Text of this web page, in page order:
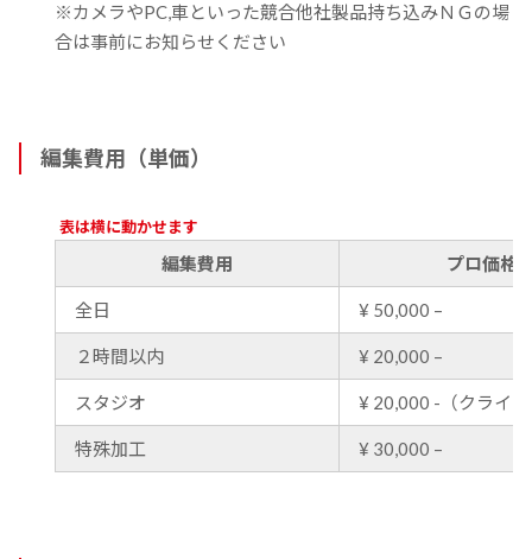
※カメラやPC,車といった競合他社製品持ち込みＮＧの場
合は事前にお知らせください
編集費用（単価）
表は横に動かせます
編集費用 プロ価格
全日 ¥ 50,000 –
２時間以内 ¥ 20,000 –
スタジオ ¥ 20,000 -（クライ
特殊加工 ¥ 30,000 –